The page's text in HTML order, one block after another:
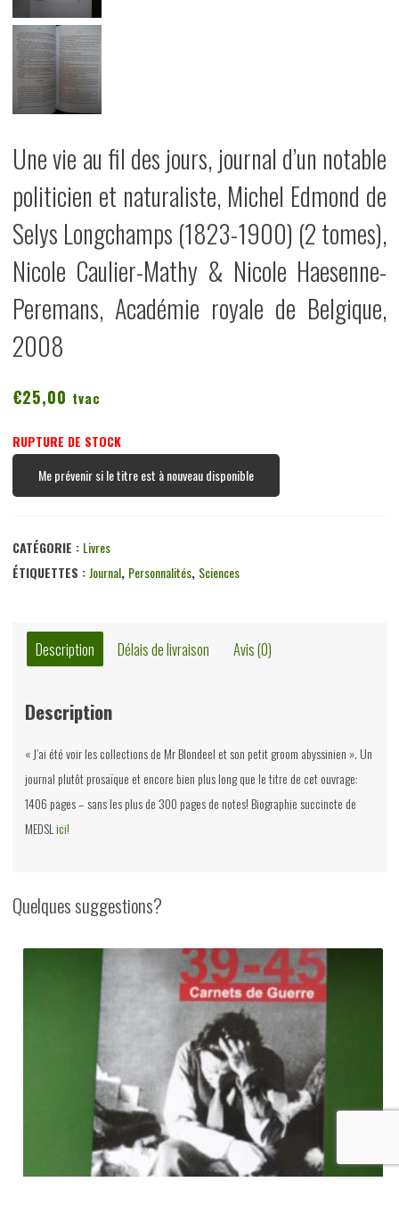
Une vie au fil des jours, journal d’un notable
politicien et naturaliste, Michel Edmond de
Selys Longchamps (1823-1900) (2 tomes),
Nicole Caulier-Mathy & Nicole Haesenne-
Peremans, Académie royale de Belgique,
2008
€25,00 tvac
RUPTURE DE STOCK
Me prévenir si le titre est à nouveau disponible
CATÉGORIE : Livres
ÉTIQUETTES : Journal, Personnalités, Sciences
Description Délais de livraison Avis (0)
Description
« J’ai été voir les collections de Mr Blondeel et son petit groom abyssinien ». Un
journal plutôt prosaïque et encore bien plus long que le titre de cet ouvrage:
1406 pages – sans les plus de 300 pages de notes! Biographie succincte de
MEDSL ici!
Quelques suggestions?